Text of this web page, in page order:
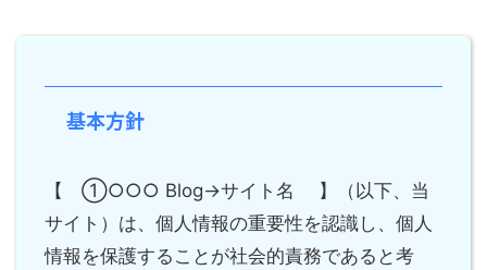
基本方針
【 ①○○○ Blog→サイト名 】（以下、当
サイト）は、個人情報の重要性を認識し、個人
情報を保護することが社会的責務であると考